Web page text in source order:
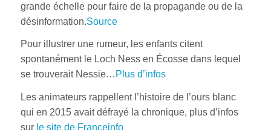
grande échelle pour faire de la propagande ou de la
désinformation.Source
Pour illustrer une rumeur, les enfants citent
spontanément le Loch Ness en Écosse dans lequel
se trouverait Nessie… Plus d’infos
Les animateurs rappellent l’histoire de l’ours blanc
qui en 2015 avait défrayé la chronique, plus d’infos
sur le site de Franceinfo